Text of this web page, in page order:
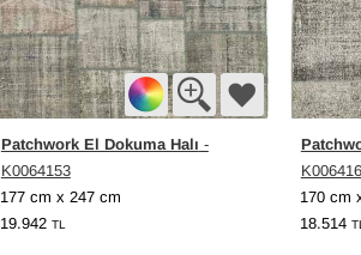
Patchwork El Dokuma Halı -
K0064153
177 cm x 247 cm
19.942 TL
170 cm
18.514